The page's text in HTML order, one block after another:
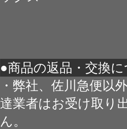
●商品の返品・交換
・弊社、佐川急便以
達業者はお受け取り
ん。